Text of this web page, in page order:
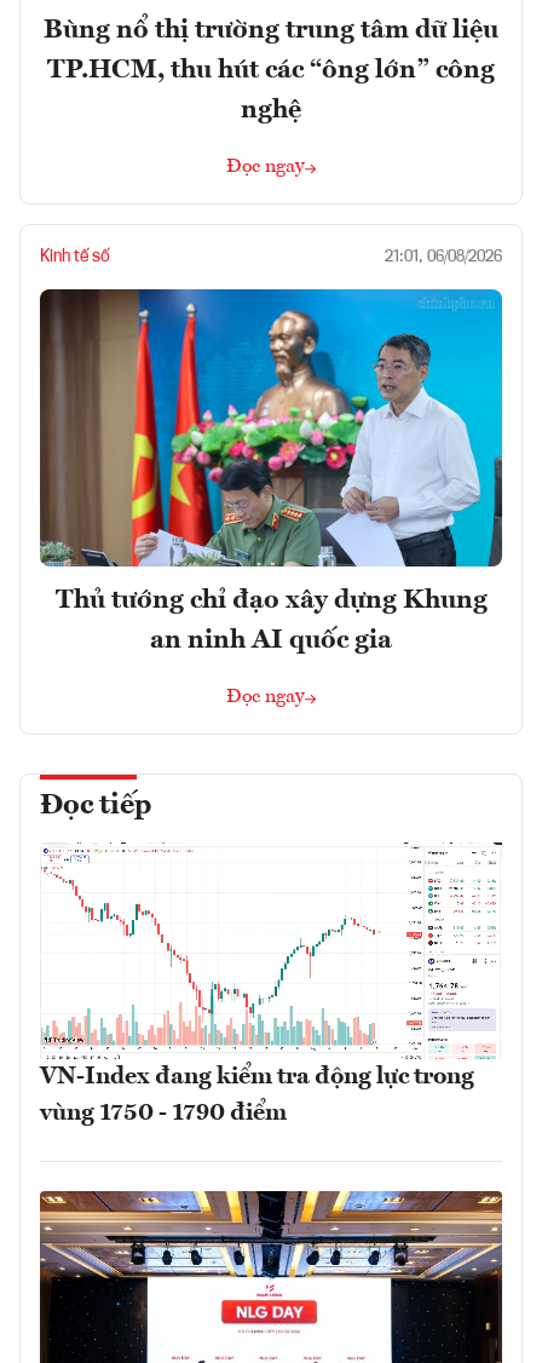
Bùng nổ thị trường trung tâm dữ liệu
TP.HCM, thu hút các “ông lớn” công
nghệ
Đọc ngay
Kinh tế số 21:01, 06/08/2026
Thủ tướng chỉ đạo xây dựng Khung
an ninh AI quốc gia
Đọc ngay
Đọc tiếp
VN-Index đang kiểm tra động lực trong
vùng 1750 - 1790 điểm